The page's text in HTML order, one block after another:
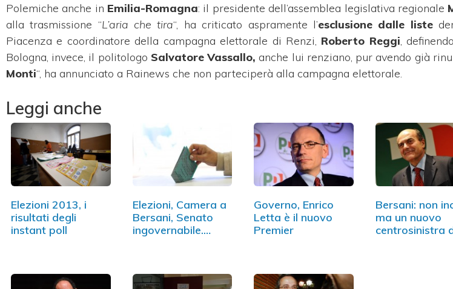
Polemiche anche in Emilia-Romagna: il presidente dell’assemblea legislativa regionale
alla trasmissione “L’aria che tira“, ha criticato aspramente l’esclusione dalle liste
Piacenza e coordinatore della campagna elettorale di Renzi, Roberto Reggi ,
Bologna, invece, il politologo Salvatore Vassallo, anche lui renziano, pur avendo già
Monti“, ha annunciato a Rainews che non parteciperà alla campagna elettorale.
Leggi anche
Elezioni 2013, i
risultati degli
instant poll
Elezioni, Camera a
Bersani, Senato
ingovernabile.…
Governo, Enrico
Letta è il nuovo
Premier
Bersani: non
ma un nuovo
centrosinistra